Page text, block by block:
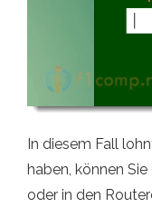
In diesem Fall
haben, können
oder in den